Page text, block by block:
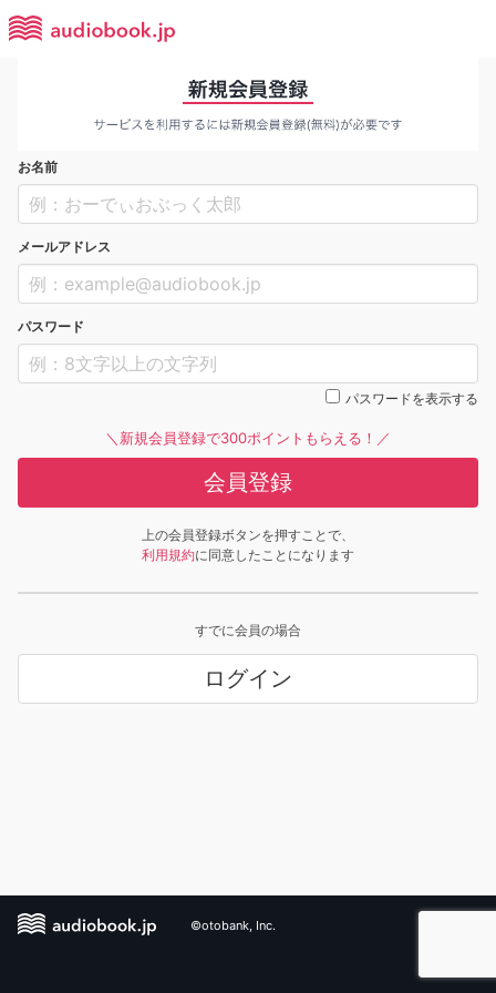
お名前
メールアドレス
パスワード
パスワードを表示する
＼新規会員登録で300ポイントもらえる！／
会員登録
上の会員登録ボタンを押すことで、
利用規約に同意したことになります
すでに会員の場合
ログイン
©otobank, Inc.